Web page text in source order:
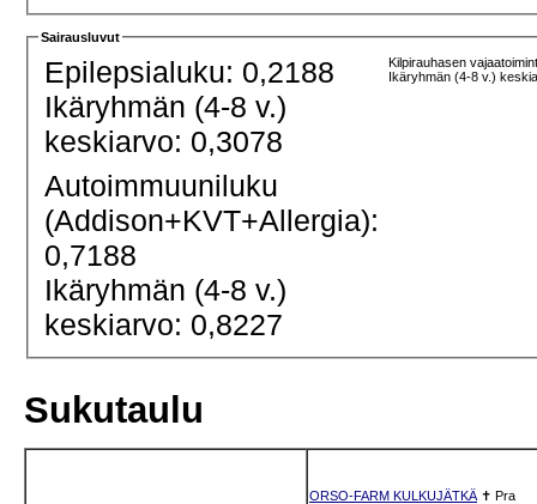
Sairausluvut
Epilepsialuku: 0,2188
Ikäryhmän (4-8 v.)
keskiarvo: 0,3078
Kilpirauhasen
Ikäryhmän (4-8 v.)
Autoimmuuniluku
(Addison+KVT+Allergia):
0,7188
Ikäryhmän (4-8 v.)
keskiarvo: 0,8227
Sukutaulu
ORSO-FARM KULKUJÄTKÄ ✝ Pra